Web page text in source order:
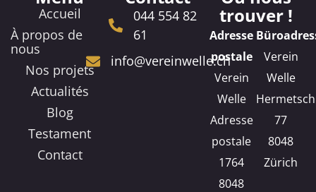
Accueil
À propos de
nous
Nos projets
Actualités
Blog
Testament
Contact
044 554 82
61
info@vereinwelle.ch
trouver !
Adresse
postale
Verein
Welle
Adresse
postale
1764
8048
Verein
Welle
77
8048
Zürich